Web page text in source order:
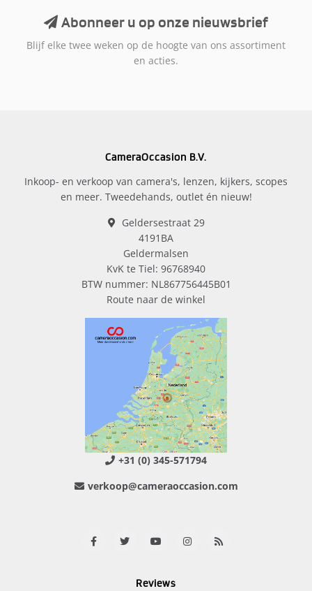
Abonneer u op onze nieuwsbrief
Blijf elke twee weken op de hoogte van ons assortiment
en acties.
CameraOccasion B.V.
Inkoop- en verkoop van camera's, lenzen, kijkers, scopes
en meer. Tweedehands, outlet én nieuw!
Geldersestraat 29
4191BA
Geldermalsen
KvK te Tiel: 96768940
BTW nummer: NL867756445B01
Route naar de winkel
+31 (0) 345-571794
verkoop@cameraoccasion.com
Reviews